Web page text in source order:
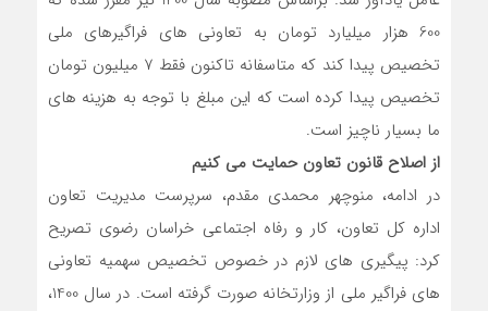
600 هزار میلیارد تومان به تعاونی های فراگیرهای ملی
تخصیص پیدا کند که متاسفانه تاکنون فقط 7 میلیون تومان
تخصیص پیدا کرده است که این مبلغ با توجه به هزینه های
ما بسیار ناچیز است.
از اصلاح قانون تعاون حمایت می کنیم
در ادامه، منوچهر محمدی مقدم، سرپرست مدیریت تعاون
اداره کل تعاون، کار و رفاه اجتماعی خراسان رضوی تصریح
کرد: پیگیری های لازم در خصوص تخصیص سهمیه تعاونی
های فراگیر ملی از وزارتخانه صورت گرفته است. در سال 1400،